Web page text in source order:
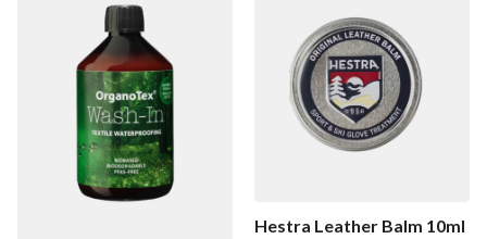
Hestra Leather Balm 10ml